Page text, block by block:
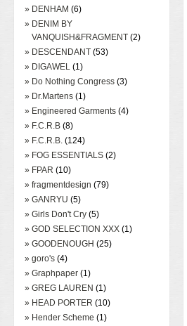
» DENHAM (6)
» DENIM BY
VANQUISH&FRAGMENT (2)
» DESCENDANT (53)
» DIGAWEL (1)
» Do Nothing Congress (3)
» Dr.Martens (1)
» Engineered Garments (4)
» F.C.R.B (8)
» F.C.R.B. (124)
» FOG ESSENTIALS (2)
» FPAR (10)
» fragmentdesign (79)
» GANRYU (5)
» Girls Don't Cry (5)
» GOD SELECTION XXX (1)
» GOODENOUGH (25)
» goro's (4)
» Graphpaper (1)
» GREG LAUREN (1)
» HEAD PORTER (10)
» Hender Scheme (1)